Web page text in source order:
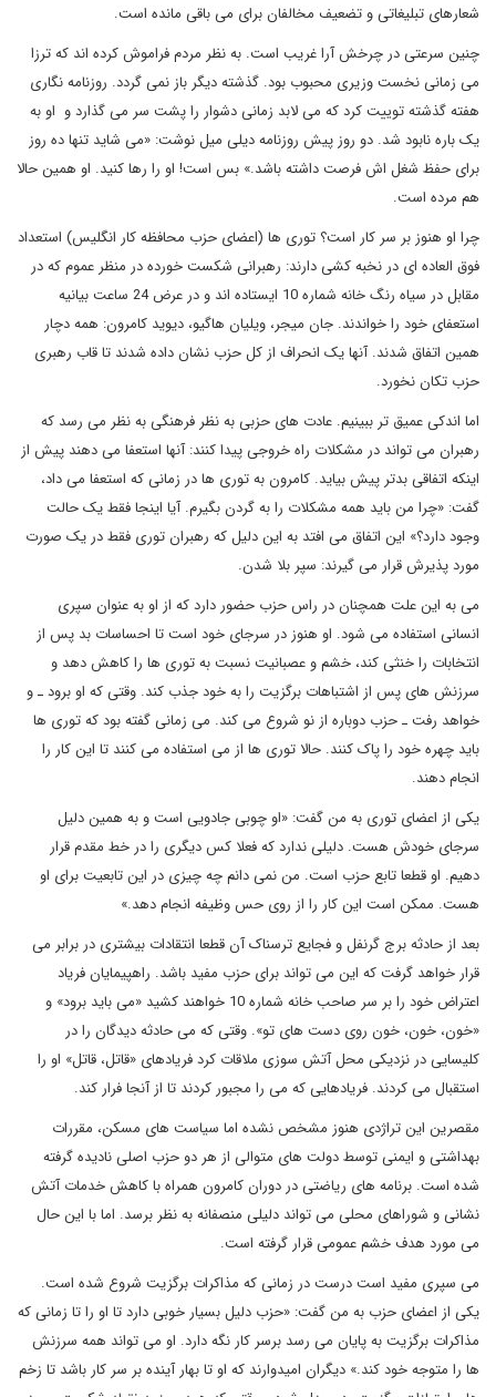
شعارهای تبلیغاتی و تضعیف مخالفان برای می باقی مانده است.
چنین سرعتی در چرخش آرا غریب است. به نظر مردم فراموش کرده اند که ترزا
می زمانی نخست وزیری محبوب بود. گذشته دیگر باز نمی گردد. روزنامه نگاری
هفته گذشته توییت کرد که می لابد زمانی دشوار را پشت سر می گذارد و او به
یک باره نابود شد. دو روز پیش روزنامه دیلی میل نوشت: «می شاید تنها ده روز
برای حفظ شغل اش فرصت داشته باشد.» بس است! او را رها کنید. او همین حالا
هم مرده است.
چرا او هنوز بر سر کار است؟ توری ها (اعضای حزب محافظه کار انگلیس) استعداد
فوق العاده ای در نخبه کشی دارند: رهبرانی شکست خورده در منظر عموم که در
مقابل در سیاه رنگ خانه شماره 10 ایستاده اند و در عرض 24 ساعت بیانیه
استعفای خود را خواندند. جان میجر، ویلیان هاگیو، دیوید کامرون: همه دچار
همین اتفاق شدند. آنها یک انحراف از کل حزب نشان داده شدند تا قاب رهبری
حزب تکان نخورد.
اما اندکی عمیق تر ببینیم. عادت های حزبی به نظر فرهنگی به نظر می رسد که
رهبران می تواند در مشکلات راه خروجی پیدا کنند: آنها استعفا می دهند پیش از
اینکه اتفاقی بدتر پیش بیاید. کامرون به توری ها در زمانی که استعفا می داد،
گفت: «چرا من باید همه مشکلات را به گردن بگیرم. آیا اینجا فقط یک حالت
وجود دارد؟» این اتفاق می افتد به این دلیل که رهبران توری فقط در یک صورت
مورد پذیرش قرار می گیرند: سپر بلا شدن.
می به این علت همچنان در راس حزب حضور دارد که از او به عنوان سپری
انسانی استفاده می شود. او هنوز در سرجای خود است تا احساسات بد پس از
انتخابات را خنثی کند، خشم و عصبانیت نسبت به توری ها را کاهش دهد و
سرزنش های پس از اشتباهات برگزیت را به خود جذب کند. وقتی که او برود ـ و
خواهد رفت ـ حزب دوباره از نو شروع می کند. می زمانی گفته بود که توری ها
باید چهره خود را پاک کنند. حالا توری ها از می استفاده می کنند تا این کار را
انجام دهند.
یکی از اعضای توری به من گفت: «او چوبی جادویی است و به همین دلیل
سرجای خودش هست. دلیلی ندارد که فعلا کس دیگری را در خط مقدم قرار
دهیم. او قطعا تابع حزب است. من نمی دانم چه چیزی در این تابعیت برای او
هست. ممکن است این کار را از روی حس وظیفه انجام دهد.»
بعد از حادثه برج گرنفل و فجایع ترسناک آن قطعا انتقادات بیشتری در برابر می
قرار خواهد گرفت که این می تواند برای حزب مفید باشد. راهپیمایان فریاد
اعتراض خود را بر سر صاحب خانه شماره 10 خواهند کشید «می باید برود» و
«خون، خون، خون روی دست های تو». وقتی که می حادثه دیدگان را در
کلیسایی در نزدیکی محل آتش سوزی ملاقات کرد فریادهای «قاتل، قاتل» او را
استقبال می کردند. فریادهایی که می را مجبور کردند تا از آنجا فرار کند.
مقصرین این تراژدی هنوز مشخص نشده اما سیاست های مسکن، مقررات
بهداشتی و ایمنی توسط دولت های متوالی از هر دو حزب اصلی نادیده گرفته
شده است. برنامه های ریاضتی در دوران کامرون همراه با کاهش خدمات آتش
نشانی و شوراهای محلی می تواند دلیلی منصفانه به نظر برسد. اما با این حال
می مورد هدف خشم عمومی قرار گرفته است.
می سپری مفید است درست در زمانی که مذاکرات برگزیت شروع شده است.
یکی از اعضای حزب به من گفت: «حزب دلیل بسیار خوبی دارد تا او را تا زمانی که
مذاکرات برگزیت به پایان می رسد برسر کار نگه دارد. او می تواند همه سرزنش
ها را متوجه خود کند.» دیگران امیدوارند که او تا بهار آینده بر سر کار باشد تا زخم